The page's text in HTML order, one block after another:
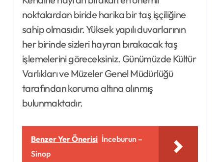
noktalardan biride harika bir taş işçiliğine
sahip olmasıdır. Yüksek yapılı duvarlarının
her birinde sizleri hayran bırakacak taş
işlemelerini göreceksiniz. Günümüzde Kültür
Varlıkları ve Müzeler Genel Müdürlüğü
tarafından koruma altına alınmış
bulunmaktadır.
Benzer Yer Önerisi İnceburun –
Sinop